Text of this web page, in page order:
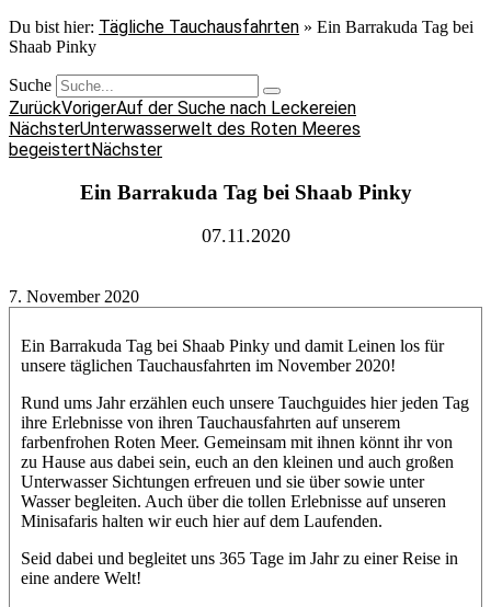
Du bist hier: Tägliche Tauchausfahrten » Ein Barrakuda Tag bei
Shaab Pinky
Suche
ZurückVorigerAuf der Suche nach Leckereien
NächsterUnterwasserwelt des Roten Meeres
begeistertNächster
Ein Barrakuda Tag bei Shaab Pinky
07.11.2020
7. November 2020
Ein Barrakuda Tag bei Shaab Pinky und damit Leinen los für
unsere täglichen Tauchausfahrten im November 2020!
Rund ums Jahr erzählen euch unsere Tauchguides hier jeden Tag
ihre Erlebnisse von ihren Tauchausfahrten auf unserem
farbenfrohen Roten Meer. Gemeinsam mit ihnen könnt ihr von
zu Hause aus dabei sein, euch an den kleinen und auch großen
Unterwasser Sichtungen erfreuen und sie über sowie unter
Wasser begleiten. Auch über die tollen Erlebnisse auf unseren
Minisafaris halten wir euch hier auf dem Laufenden.
Seid dabei und begleitet uns 365 Tage im Jahr zu einer Reise in
eine andere Welt!